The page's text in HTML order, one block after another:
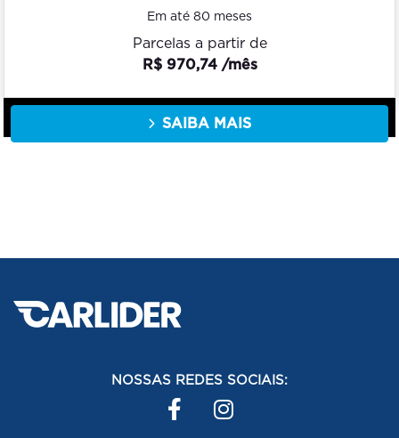
Em até 80 meses
Parcelas a partir de
R$ 970,74 /mês
SAIBA MAIS
NOSSAS REDES SOCIAIS: